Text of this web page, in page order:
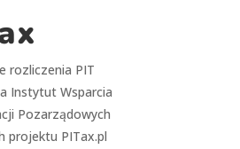
rozliczenia PIT
Instytut Wsparcia
Pozarządowych
projektu PITax.pl